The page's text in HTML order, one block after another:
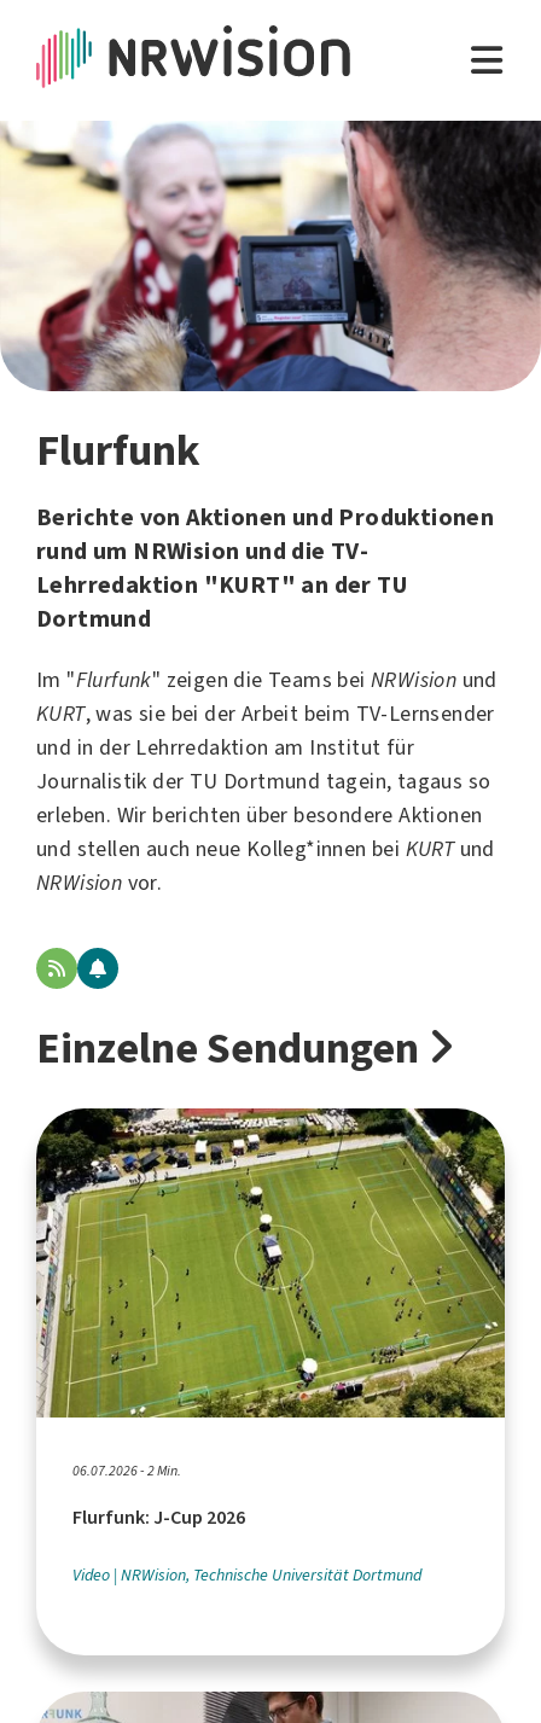
Flurfunk
Berichte von Aktionen und Produktionen
rund um NRWision und die TV-
Lehrredaktion "KURT" an der TU
Dortmund
Im "Flurfunk" zeigen die Teams beiNRWision und
KURT, was sie bei der Arbeit beim TV-Lernsender
und in der Lehrredaktion am Institut für
Journalistik der TU Dortmund tagein, tagaus so
erleben. Wir berichten über besondere Aktionen
und stellen auch neue Kolleg*innen bei KURT und
NRWision vor.
Einzelne Sendungen
06.07.2026 - 2 Min.
Flurfunk: J-Cup 2026
Video NRWision, Technische Universität Dortmund